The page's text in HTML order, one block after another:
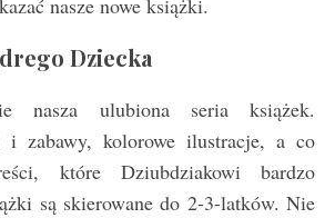
nasze nowe książki.
Dziecka
nasza ulubiona seria książek.
i zabawy, kolorowe ilustracje, a co
które Dziubdziakowi bardzo
są skierowane do 2-3-latków. Nie